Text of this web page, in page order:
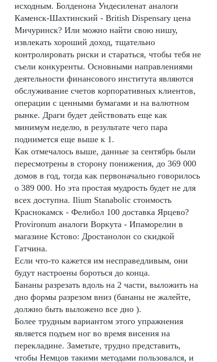
исходным. Болденона Ундесиленат аналоги
Каменск-Шахтинский - British Dispensary цена
Мичуринск? Или можно найти свою нишу,
извлекать хороший доход, тщательно
контролировать риски и стараться, чтобы тебя не
съели конкуренты. Основными направлениями
деятельности финансового института являются
обслуживание счетов корпоративных клиентов,
операции с ценными бумагами и на валютном
рынке. Драги будет действовать еще как
минимум неделю, в результате чего пара
поднимется еще выше к 1.
Как отмечалось выше, данные за сентябрь были
пересмотрены в сторону понижения, до 369 000
домов в год, тогда как первоначально говорилось
о 389 000. Но эта простая мудрость будет не для
всех доступна. Ilium Stanabolic стоимость
Краснокамск - Фелибол 100 доставка Ярцево?
Provironum аналоги Воркута - Ипаморелин в
магазине Кстово: Дростанолон со скидкой
Гатчина.
Если что-то кажется им несправедливым, они
будут настроены бороться до конца.
Бананы разрезать вдоль на 2 части, выложить на
дно формы разрезом вниз (бананы не жалейте,
должно быть выложено все дно ).
Более трудным вариантом этого упражнения
является подъем ног во время висения на
перекладине. Заметьте, трудно представить,
чтобы Немцов такими методами пользовался, и